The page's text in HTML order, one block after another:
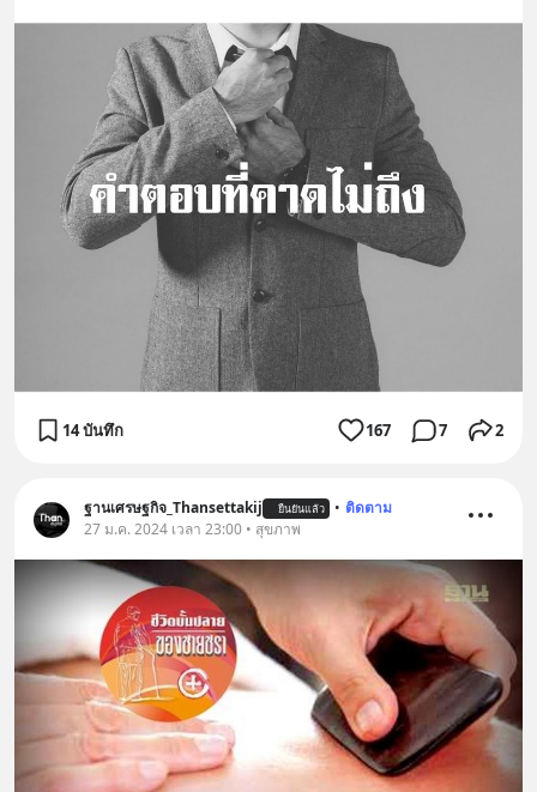
14 บันทึก 167 7 2
ฐานเศรษฐกิจ_Thansettakij ยืนยันแล้ว • ติดตาม
27 ม.ค. 2024 เวลา 23:00 • สุขภาพ